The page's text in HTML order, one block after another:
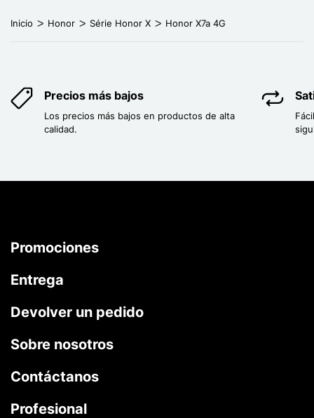
Inicio Honor Série Honor X Honor X7a 4G
Precios más bajos
Los precios más bajos en productos de alta
calidad.
Promociones
Entrega
Devolver un pedido
Sobre nosotros
Contáctanos
Profesional